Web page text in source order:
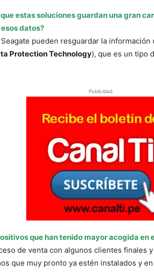
estas soluciones guardan una gran
datos?
pueden resguardar la información
Protection Technology), que es un tipo
Publicidad
que han tenido mayor acogida en
de venta con algunos clientes finales
que muy pronto ya estén instalados y